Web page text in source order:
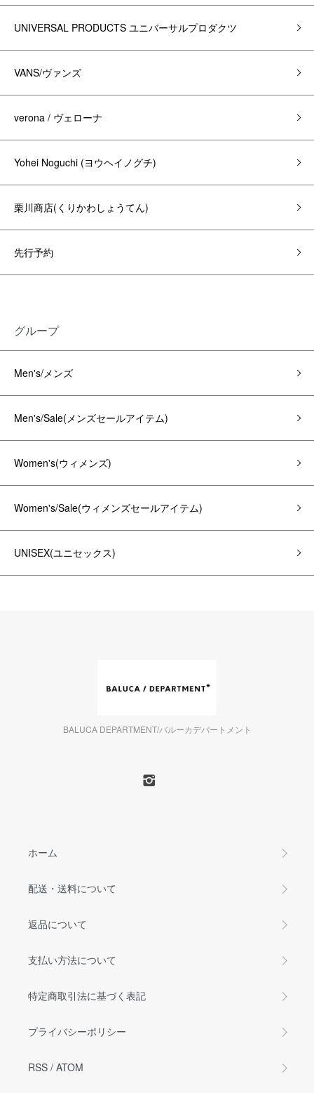
UNIVERSAL PRODUCTS ユニバーサルプロダクツ
VANS/ヴァンズ
verona / ヴェローナ
Yohei Noguchi (ヨウヘイノグチ)
栗川商店(くりかわしょうてん)
先行予約
グループ
Men's/メンズ
Men's/Sale(メンズセールアイテム)
Women's(ウィメンズ)
Women's/Sale(ウィメンズセールアイテム)
UNISEX(ユニセックス)
BALUCA DEPARTMENT/バルーカデパートメント
ホーム
配送・送料について
返品について
支払い方法について
特定商取引法に基づく表記
プライバシーポリシー
RSS / ATOM